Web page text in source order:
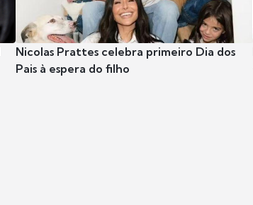
Nicolas Prattes celebra primeiro Dia dos
Pais à espera do filho